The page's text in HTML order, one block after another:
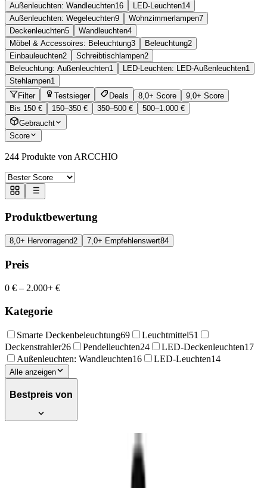
Außenleuchten: Wandleuchten16 LED-Leuchten14
Außenleuchten: Wegeleuchten9 Wohnzimmerlampen7
Deckenleuchten5 Wandleuchten4
Möbel & Accessoires: Beleuchtung3 Beleuchtung2
Einbauleuchten2 Schreibtischlampen2
Beleuchtung: Außenleuchten1 LED-Leuchten: LED-Außenleuchten1
Stehlampen1
Filter
Testsieger Deals 8,0+ Score
9,0+ Score
Bis 150 €
150–350 € 350–500 €
500–1.000 €
Gebraucht
Score
244 Produkte von ARCCHIO
Produktbewertung
8,0+ Hervorragend2 7,0+ Empfehlenswert84
Preis
0 € – 2.000+ €
Kategorie
Smarte Deckenbeleuchtung69 Leuchtmittel51
Deckenstrahler26 Pendelleuchten24 LED-Deckenleuchten17
Außenleuchten: Wandleuchten16 LED-Leuchten14
Alle anzeigen
Bestpreis von
Arcchio Hängeleuchte Ejona, Nicht
enthalten, 1 x 8 W LED